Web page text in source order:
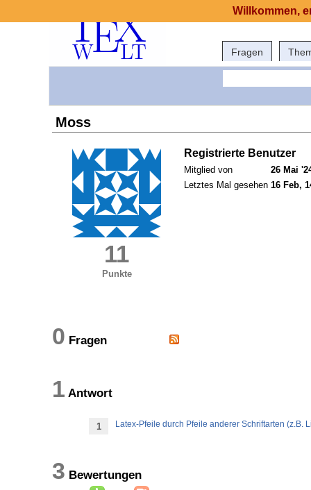
Fragen
Moss
11
Punkte
Registrierte Benutzer
Mitglied von
26 Mai
Letztes Mal gesehen 16 Feb,
0 Fragen
1 Antwort
1 Latex-Pfeile durch Pfeile anderer Schriftarten (z.B.
3 Bewertungen
Willkommen,